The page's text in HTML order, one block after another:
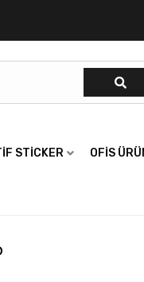
STICKER OFIS